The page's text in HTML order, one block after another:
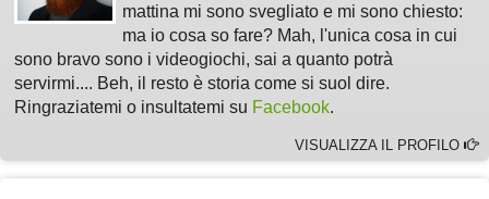
mattina mi sono svegliato e mi sono chiesto:
ma io cosa so fare? Mah, l'unica cosa in cui
sono bravo sono i videogiochi, sai a quanto potrà
servirmi.... Beh, il resto è storia come si suol dire.
Ringraziatemi o insultatemi su Facebook.
VISUALIZZA IL PROFILO